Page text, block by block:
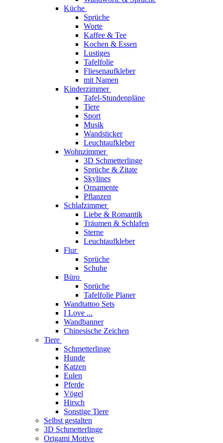
Küche
Sprüche
Worte
Kaffee & Tee
Kochen & Essen
Lustiges
Tafelfolie
Fliesenaufkleber
mit Namen
Kinderzimmer
Tafel-Stundenpläne
Tiere
Sport
Musik
Wandsticker
Leuchtaufkleber
Wohnzimmer
3D Schmetterlinge
Sprüche & Zitate
Skylines
Ornamente
Pflanzen
Schlafzimmer
Liebe & Romantik
Träumen & Schlafen
Sterne
Leuchtaufkleber
Flur
Sprüche
Schuhe
Büro
Sprüche
Tafelfolie Planer
Wandtattoo Sets
I Love ...
Wandbanner
Chinesische Zeichen
Tiere
Schmetterlinge
Hunde
Katzen
Eulen
Pferde
Vögel
Hirsch
Sonstige Tiere
Selbst gestalten
3D Schmetterlinge
Origami Motive